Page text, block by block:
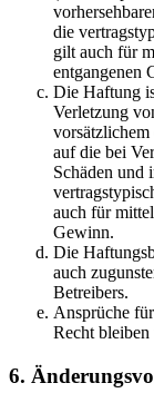
die
gilt auch für
entgangenen
Die Haftung
Verletzung
vorsätzlichem
auf die bei
Schäden und
auch für
Gewinn.
Die
auch
Betreibers.
Ansprüche
Recht bleiben
6.